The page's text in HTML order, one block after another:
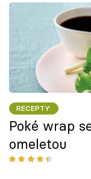
RECEPTY
Poké wrap
omeletou